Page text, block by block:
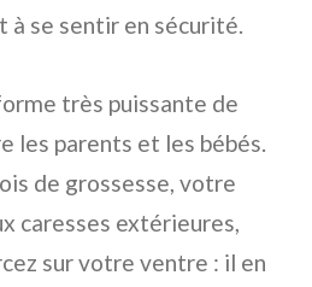
à se sentir en sécurité.
très puissante de
les parents et les bébés.
de grossesse, votre
caresses extérieures,
sur votre ventre : il en